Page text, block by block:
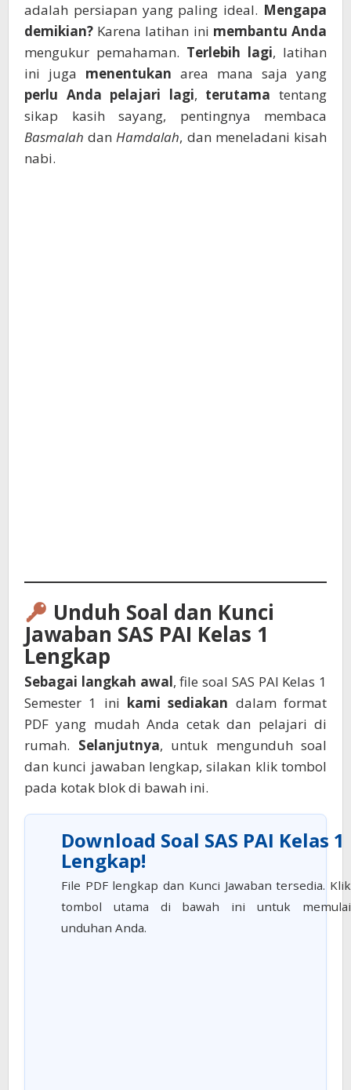
adalah persiapan yang paling ideal. Mengapa
demikian? Karena latihan ini membantu Anda
mengukur pemahaman. Terlebih lagi, latihan
ini juga menentukan area mana saja yang
perlu Anda pelajari lagi, terutama tentang
sikap kasih sayang, pentingnya membaca
Basmalah danHamdalah, dan meneladani kisah
nabi.
Unduh Soal dan Kunci
Jawaban SAS PAI Kelas 1
Lengkap
Sebagai langkah awal, file soal SAS PAI Kelas 1
Semester 1 ini kami sediakan dalam format
PDF yang mudah Anda cetak dan pelajari di
rumah. Selanjutnya, untuk mengunduh soal
dan kunci jawaban lengkap, silakan klik tombol
pada kotak blok di bawah ini.
Download Soal SAS PAI Kelas 1
Lengkap!
File PDF lengkap dan Kunci Jawaban tersedia. Klik
tombol utama di bawah ini untuk memulai
unduhan Anda.